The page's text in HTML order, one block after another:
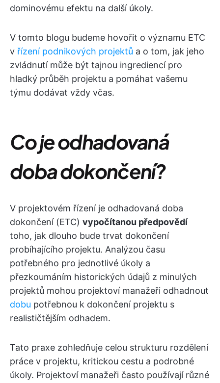
dominovému efektu na další úkoly.
V tomto blogu budeme hovořit o významu ETC
v řízení podnikových projektů a o tom, jak jeho
zvládnutí může být tajnou ingrediencí pro
hladký průběh projektu a pomáhat vašemu
týmu dodávat vždy včas.
Co je odhadovaná
doba dokončení?
V projektovém řízení je odhadovaná doba
dokončení (ETC) vypočítanou předpovědí
toho, jak dlouho bude trvat dokončení
probíhajícího projektu. Analýzou času
potřebného pro jednotlivé úkoly a
přezkoumáním historických údajů z minulých
projektů mohou projektoví manažeři odhadnout
dobu potřebnou k dokončení projektu s
realističtějším odhadem.
Tato praxe zohledňuje celou strukturu rozdělení
práce v projektu, kritickou cestu a podrobné
úkoly. Projektoví manažeři často používají různé